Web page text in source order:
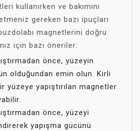
kullanırken ve bakımını
gereken bazı ipuçları
magnetlerini doğru
için bazı öneriler:
önce, yüzeyin
olduğundan emin olun. Kirli
yüzeye yapıştırılan magnetler
önce, yüzeyi
yapışma gücünü